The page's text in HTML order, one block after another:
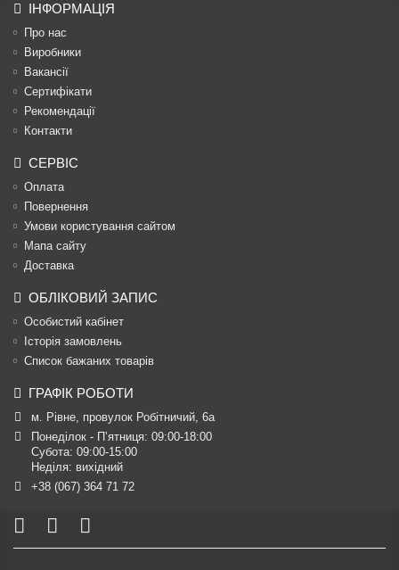
ІНФОРМАЦІЯ
Про нас
Виробники
Вакансії
Сертифікати
Рекомендації
Контакти
СЕРВІС
Оплата
Повернення
Умови користування сайтом
Мапа сайту
Доставка
ОБЛІКОВИЙ ЗАПИС
Особистий кабінет
Історія замовлень
Список бажаних товарів
ГРАФІК РОБОТИ
м. Рівне, провулок Робітничий, 6а
Понеділок - П’ятниця: 09:00-18:00
Субота: 09:00-15:00
Неділя: вихідний
+38 (067) 364 71 72